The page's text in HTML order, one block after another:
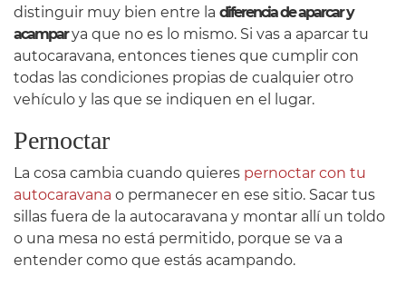
distinguir muy bien entre la diferencia de aparcar y
acamparya que no es lo mismo. Si vas a aparcar tu
autocaravana, entonces tienes que cumplir con
todas las condiciones propias de cualquier otro
vehículo y las que se indiquen en el lugar.
Pernoctar
La cosa cambia cuando quieres pernoctar con tu
autocaravana o permanecer en ese sitio. Sacar tus
sillas fuera de la autocaravana y montar allí un toldo
o una mesa no está permitido, porque se va a
entender como que estás acampando.